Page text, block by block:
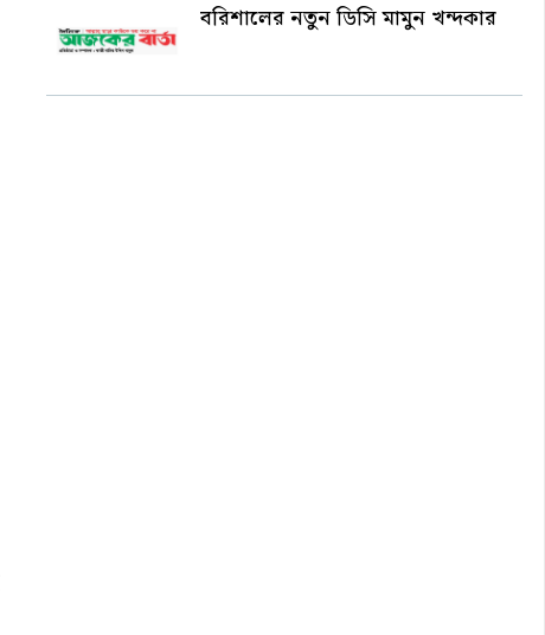
বরিশালের নতুন ডিসি মামুন খন্দকার